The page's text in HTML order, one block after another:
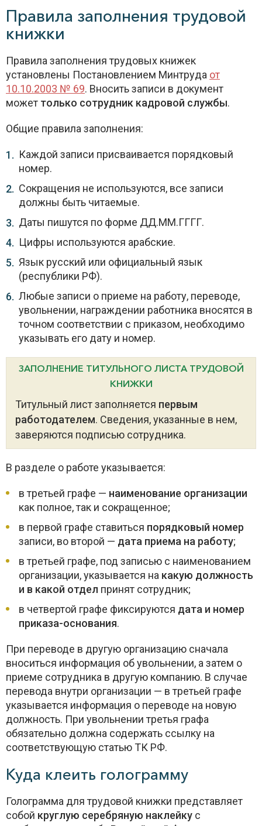
Правила заполнения трудовой
книжки
Правила заполнения трудовых книжек
установлены Постановлением Минтруда от
10.10.2003 № 69. Вносить записи в документ
может только сотрудник кадровой службы.
Общие правила заполнения:
Каждой записи присваивается порядковый
номер.
Сокращения не используются, все записи
должны быть читаемые.
Даты пишутся по форме ДД.ММ.ГГГГ.
Цифры используются арабские.
Язык русский или официальный язык
(республики РФ).
Любые записи о приеме на работу, переводе,
увольнении, награждении работника вносятся в
точном соответствии с приказом, необходимо
указывать его дату и номер.
ЗАПОЛНЕНИЕ ТИТУЛЬНОГО ЛИСТА ТРУДОВОЙ
КНИЖКИ
Титульный лист заполняется первым
работодателем. Сведения, указанные в нем,
заверяются подписью сотрудника.
В разделе о работе указывается:
в третьей графе — наименование организации
как полное, так и сокращенное;
в первой графе ставиться порядковый номер
записи, во второй — дата приема на работу;
в третьей графе, под записью с наименованием
организации, указывается на какую должность
и в какой отдел принят сотрудник;
в четвертой графе фиксируются дата и номер
приказа-основания.
При переводе в другую организацию сначала
вноситься информация об увольнении, а затем о
приеме сотрудника в другую компанию. В случае
перевода внутри организации — в третьей графе
указывается информация о переводе на новую
должность. При увольнении третья графа
обязательно должна содержать ссылку на
соответствующую статью ТК РФ.
Куда клеить голограмму
Голограмма для трудовой книжки представляет
собой круглую серебряную наклейку с